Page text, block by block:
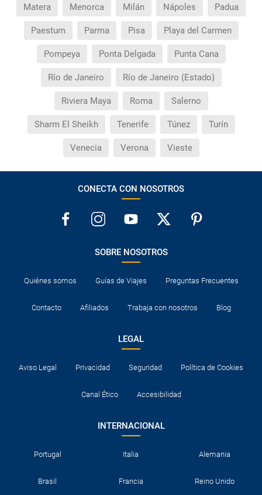
Matera Menorca Milán Nápoles Padua
Paestum Parma Pisa Playa del Carmen
Pompeya Ponta Delgada Punta Cana
Río de Janeiro Río de Janeiro (Estado)
Riviera Maya Roma Salerno
Sharm El Sheikh Tenerife Túnez Turín
Venecia Verona Vieste
CONECTA CON NOSOTROS
SOBRE NOSOTROS
Quiénes somos Guías de Viajes Preguntas Frecuentes
Contacto Afiliados Trabaja con nosotros Blog
LEGAL
Aviso Legal Privacidad Seguridad Política de Cookies
Canal Ético Accesibilidad
INTERNACIONAL
Portugal Italia Alemania
Brasil Francia Reino Unido